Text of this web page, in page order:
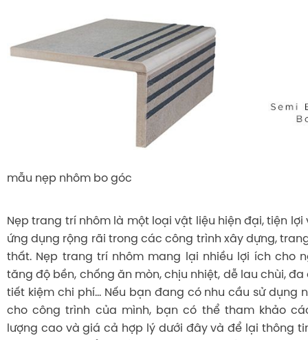
mẫu nẹp nhôm bo góc
Nẹp trang trí nhôm là một loại vật liệu hiện đại, tiện
ứng dụng rộng rãi trong các công trình xây dựng,
thất. Nẹp trang trí nhôm mang lại nhiều lợi ích cho
tăng độ bền, chống ăn mòn, chịu nhiệt, dễ lau chùi,
tiết kiệm chi phí... Nếu bạn đang có nhu cầu sử dụng
cho công trình của mình, bạn có thể tham khảo
lượng cao và giá cả hợp lý dưới đây và để lại thông